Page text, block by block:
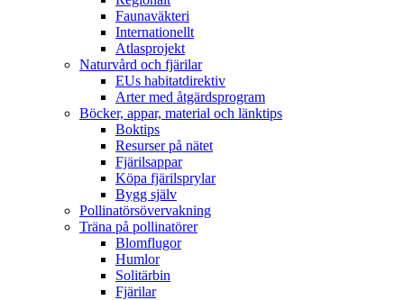
Faunaväkteri
Internationellt
Atlasprojekt
Naturvård och fjärilar
EUs habitatdirektiv
Arter med åtgärdsprogram
Böcker, appar, material och länktips
Boktips
Resurser på nätet
Fjärilsappar
Köpa fjärilsprylar
Bygg själv
Pollinatörsövervakning
Träna på pollinatörer
Blomflugor
Humlor
Solitärbin
Fjärilar